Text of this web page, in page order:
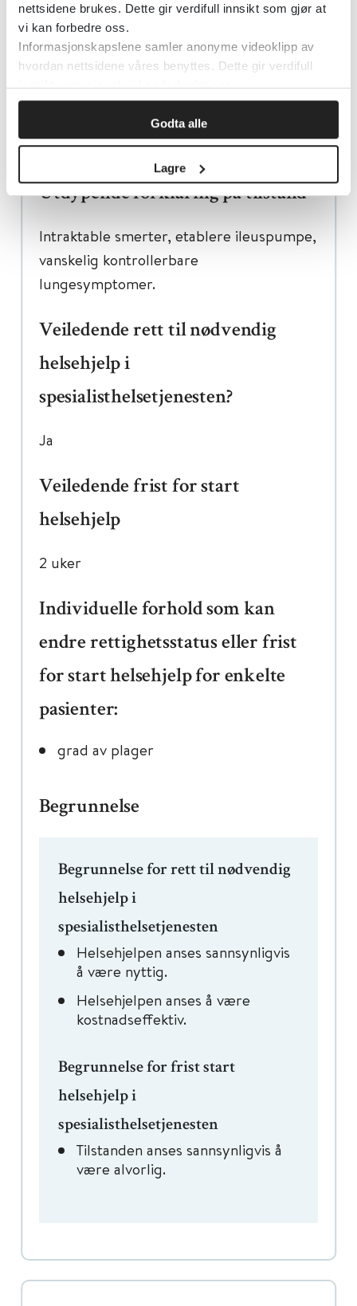
nettsidene brukes. Dette gir verdifull innsikt som gjør at
vi kan forbedre oss.
Informasjonskapslene samler anonyme videoklipp av
hvordan nettsidene våres benyttes. Dette gir verdifull
innsikt som gjør at vi kan forbedre oss.
Godta alle
Lagre
Avansert symptomlindring ved
kreft (veiledende frist 2 uker)
Sist faglig oppdatert: 19.06.2024
Utdypende forklaring på tilstand
Intraktable smerter, etablere ileuspumpe,
vanskelig kontrollerbare
lungesymptomer.
Veiledende rett til nødvendig
helsehjelp i
spesialisthelsetjenesten?
Ja
Veiledende frist for start
helsehjelp
2 uker
Individuelle forhold som kan
endre rettighetsstatus eller frist
for start helsehjelp for enkelte
pasienter:
grad av plager
Begrunnelse
Begrunnelse for rett til nødvendig
helsehjelp i
spesialisthelsetjenesten
Helsehjelpen anses sannsynligvis
å være nyttig.
Helsehjelpen anses å være
kostnadseffektiv.
Begrunnelse for frist start
helsehjelp i
spesialisthelsetjenesten
Tilstanden anses sannsynligvis å
være alvorlig.